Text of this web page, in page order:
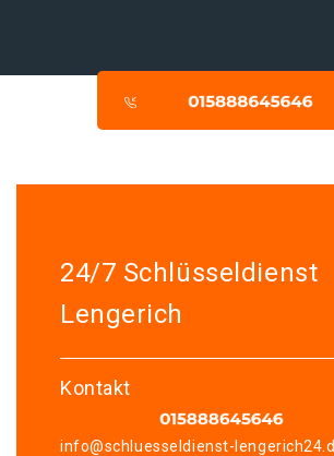
24/7 Schlüsseldienst
Lengerich
Kontakt
info@schluesseldienst-